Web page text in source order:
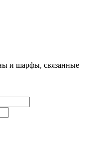
и шарфы, связанные